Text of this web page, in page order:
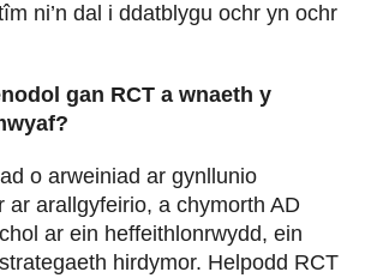
ni’n dal i ddatblygu ochr yn ochr
gan RCT a wnaeth y
o arweiniad ar gynllunio
ar arallgyfeirio, a chymorth AD
ar ein heffeithlonrwydd, ein
hirdymor. Helpodd RCT